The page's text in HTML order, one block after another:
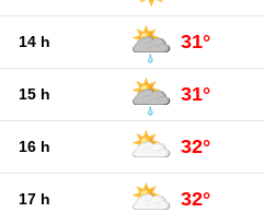
14 h 31°
15 h 31°
16 h 32°
17 h 32°